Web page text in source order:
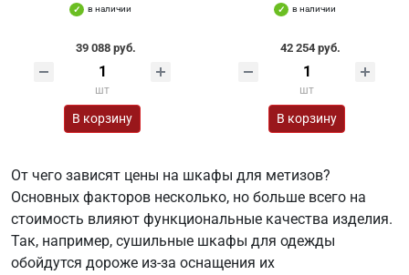
в наличии
39 088 руб.
шт
В корзину
в наличии
42 254 руб.
шт
В корзину
От чего зависят цены на шкафы для метизов?
Основных факторов несколько, но больше всего на
стоимость влияют функциональные качества изделия.
Так, например, сушильные шкафы для одежды
обойдутся дороже из-за оснащения их